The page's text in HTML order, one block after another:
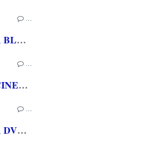
…
[REVUE CINEMA BLU-RAY] LA TOUR DE GLACE
…
[REVUE LIVRE CINEMA] FAST & FURIOUS d' Arnaud BRIAND aux éditions CASA
…
[REVUE CINEMA DVD] COUTURES